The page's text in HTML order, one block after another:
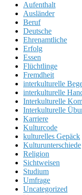
Aufenthalt
Ausländer
Beruf
Deutsche
Ehrenamtliche
Erfolg
Essen
Flüchtlinge
Fremdheit
interkulturelle
interkulturelle
Interkulturelle
Interkulturelle
Karriere
Kulturcode
kulturelles Gepäck
Kulturunterschiede
Religion
Sichtweisen
Studium
Umfrage
Uncategorized